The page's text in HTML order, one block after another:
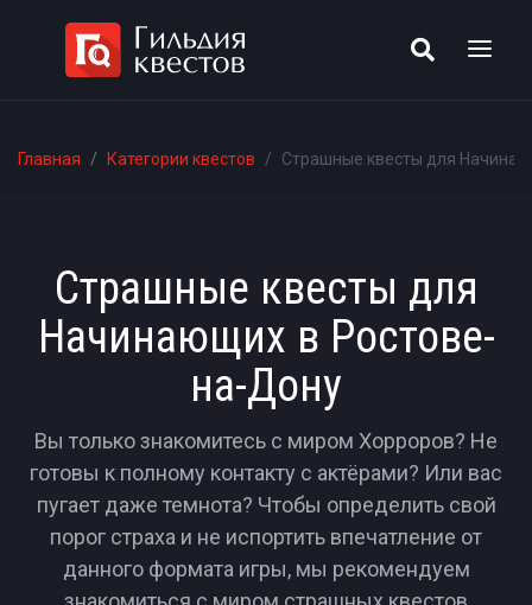
Главная Категории квестов Страшные квесты для
Страшные квесты для
Начинающих в Ростове-
на-Дону
Вы только знакомитесь с миром Хорроров? Не
готовы к полному контакту с актёрами? Или вас
пугает даже темнота? Чтобы определить свой
порог страха и не испортить впечатление от
данного формата игры, мы рекомендуем